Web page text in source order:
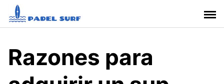
l
Razones para